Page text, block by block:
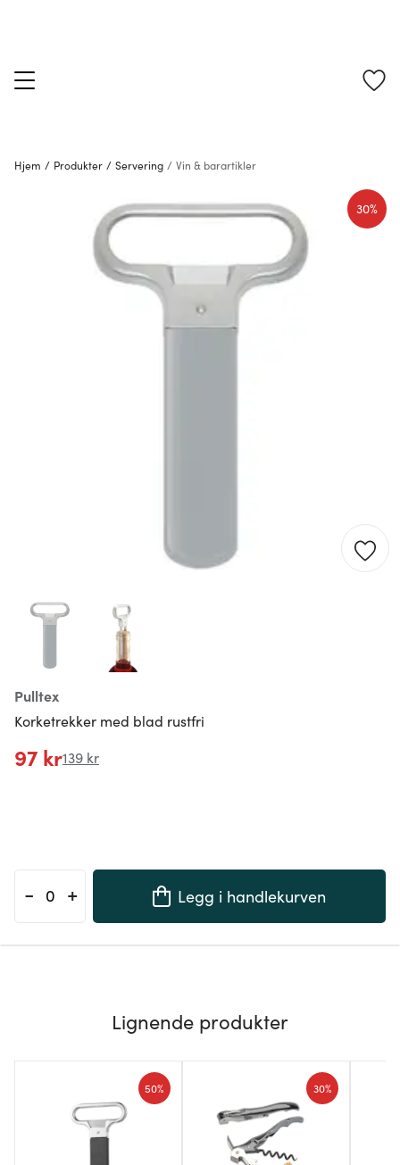
Hjem / Produkter / Servering / Vin & barartikler
Pulltex
Korketrekker med blad rustfri
30%
97 kr139 kr
- + Legg i handlekurven
Lignende produkter
50% 30%